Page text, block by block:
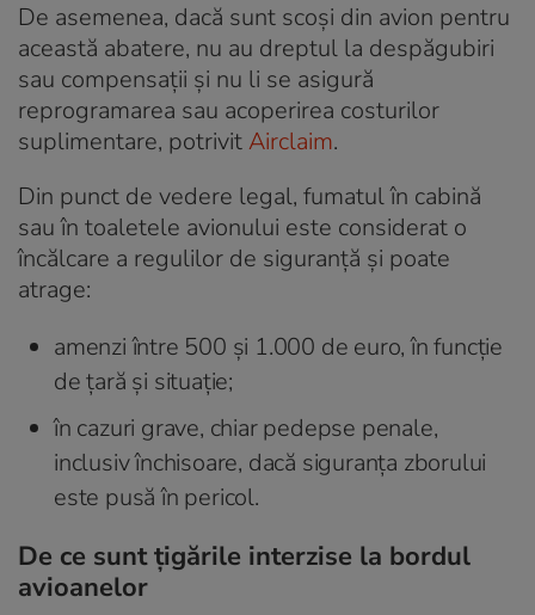
De asemenea, dacă sunt scoși din avion pentru
această abatere, nu au dreptul la despăgubiri
sau compensații și nu li se asigură
reprogramarea sau acoperirea costurilor
suplimentare, potrivitAirclaim.
Din punct de vedere legal, fumatul în cabină
sau în toaletele avionului este considerat o
încălcare a regulilor de siguranță și poate
atrage:
amenzi între 500 și 1.000 de euro, în funcție
de țară și situație;
în cazuri grave, chiar pedepse penale,
inclusiv închisoare, dacă siguranța zborului
este pusă în pericol.
De ce sunt țigările interzise la bordul
avioanelor